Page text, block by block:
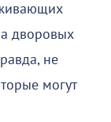
дворовых
не
могут